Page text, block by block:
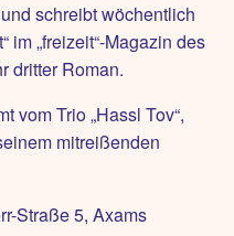
schreibt wöchentlich
im „freizeit“-Magazin des
dritter Roman.
vom Trio „Hassl Tov“,
mitreißenden
Straße 5, Axams